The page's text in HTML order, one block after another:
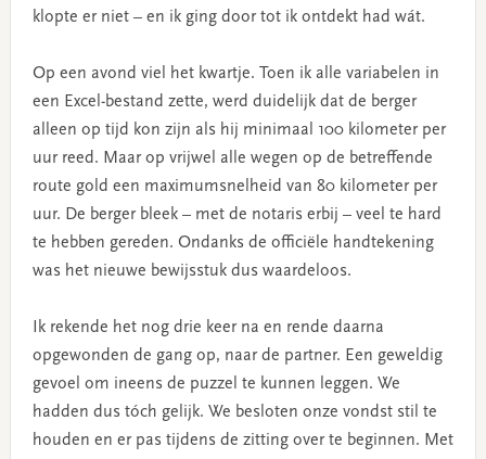
klopte er niet – en ik ging door tot ik ontdekt had wát.
Op een avond viel het kwartje. Toen ik alle variabelen in
een Excel-bestand zette, werd duidelijk dat de berger
alleen op tijd kon zijn als hij minimaal 100 kilometer per
uur reed. Maar op vrijwel alle wegen op de betreffende
route gold een maximumsnelheid van 80 kilometer per
uur. De berger bleek – met de notaris erbij – veel te hard
te hebben gereden. Ondanks de officiële handtekening
was het nieuwe bewijsstuk dus waardeloos.
Ik rekende het nog drie keer na en rende daarna
opgewonden de gang op, naar de partner. Een geweldig
gevoel om ineens de puzzel te kunnen leggen. We
hadden dus tóch gelijk. We besloten onze vondst stil te
houden en er pas tijdens de zitting over te beginnen. Met